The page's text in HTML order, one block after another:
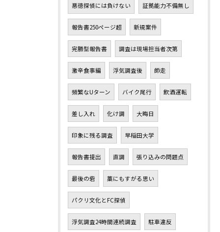
悪徳探偵には負けない 証拠能力不備無し
報告書250ページ超 新規案件
完勝型報告書 調査は現場担当者次第
激辛食事編 浮気調査後 師走
頻繁なUターン バイク尾行 飲酒運転
差し入れ 化け調 大晦日
印象に残る調査 早稲田大学
報告書提出 直調 張り込みの問題点
最後の砦 藁にもすがる思い
パクリ文化とFC探偵
浮気調査24時間連続調査 駐車違反